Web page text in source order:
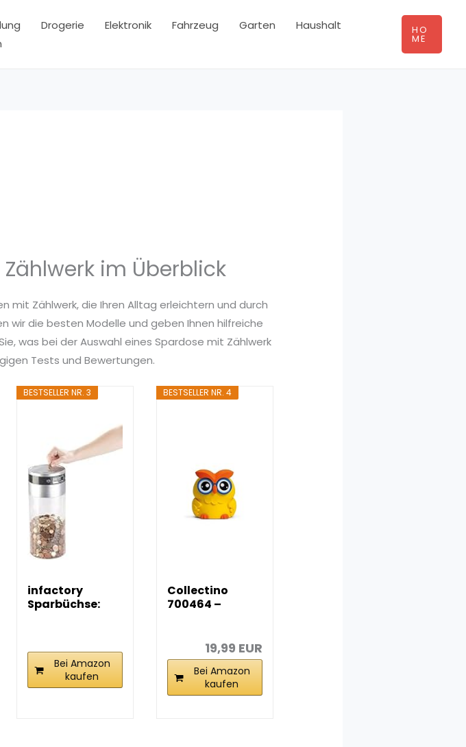
Drogerie Elektronik Fahrzeug Garten
Haushalt
HO
ME
im Überblick
mit Zählwerk, die Ihren Alltag erleichtern und durch
wir die besten Modelle und geben Ihnen hilfreiche
was bei der Auswahl eines Spardose mit Zählwerk
Tests und Bewertungen.
BESTSELLER NR. 3
infactory
Sparbüchse:
Bei Amazon
kaufen
BESTSELLER NR. 4
Collectino
700464 –
19,99 EUR
Bei Amazon
kaufen